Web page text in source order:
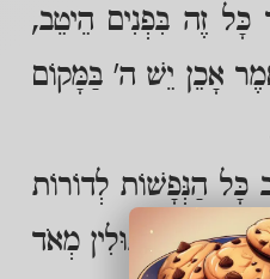
זֶה בִּפְנִים הֵיטֵב,
אָכֵן יֵשׁ ה' בַּמָּקוֹם
כָּל הַנְּפָשׁוֹת לְדוֹרוֹת
הַנְּפוּלִין מְאֹד